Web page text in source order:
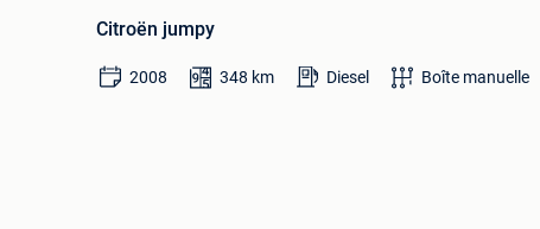
Citroën jumpy
2008 348 km Diesel Boîte manuelle